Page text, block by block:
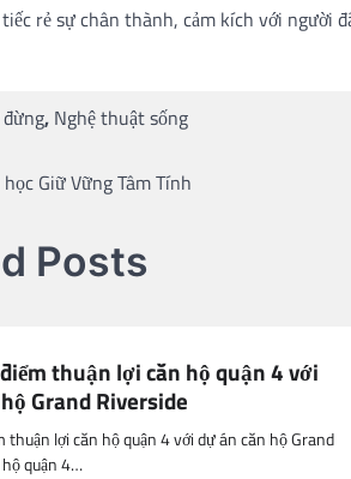
rẻ sự chân thành, cảm kích với người
, Nghệ thuật sống
Giữ Vững Tâm Tính
Posts
thuận lợi căn hộ quận 4 với
Grand Riverside
thuận lợi căn hộ quận 4 với dự án căn hộ Grand
quận 4…